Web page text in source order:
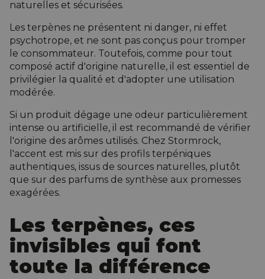
naturelles et sécurisées.
Les terpènes ne présentent ni danger, ni effet
psychotrope, et ne sont pas conçus pour tromper
le consommateur. Toutefois, comme pour tout
composé actif d'origine naturelle, il est essentiel de
privilégier la qualité et d'adopter une utilisation
modérée.
Si un produit dégage une odeur particulièrement
intense ou artificielle, il est recommandé de vérifier
l'origine des arômes utilisés. Chez Stormrock,
l'accent est mis sur des profils terpéniques
authentiques, issus de sources naturelles, plutôt
que sur des parfums de synthèse aux promesses
exagérées.
Les terpènes, ces
invisibles qui font
toute la différence